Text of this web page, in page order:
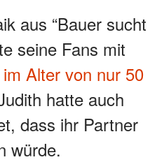
aus “Bauer sucht
seine Fans mit
Alter von nur 50
hatte auch
dass ihr Partner
würde.